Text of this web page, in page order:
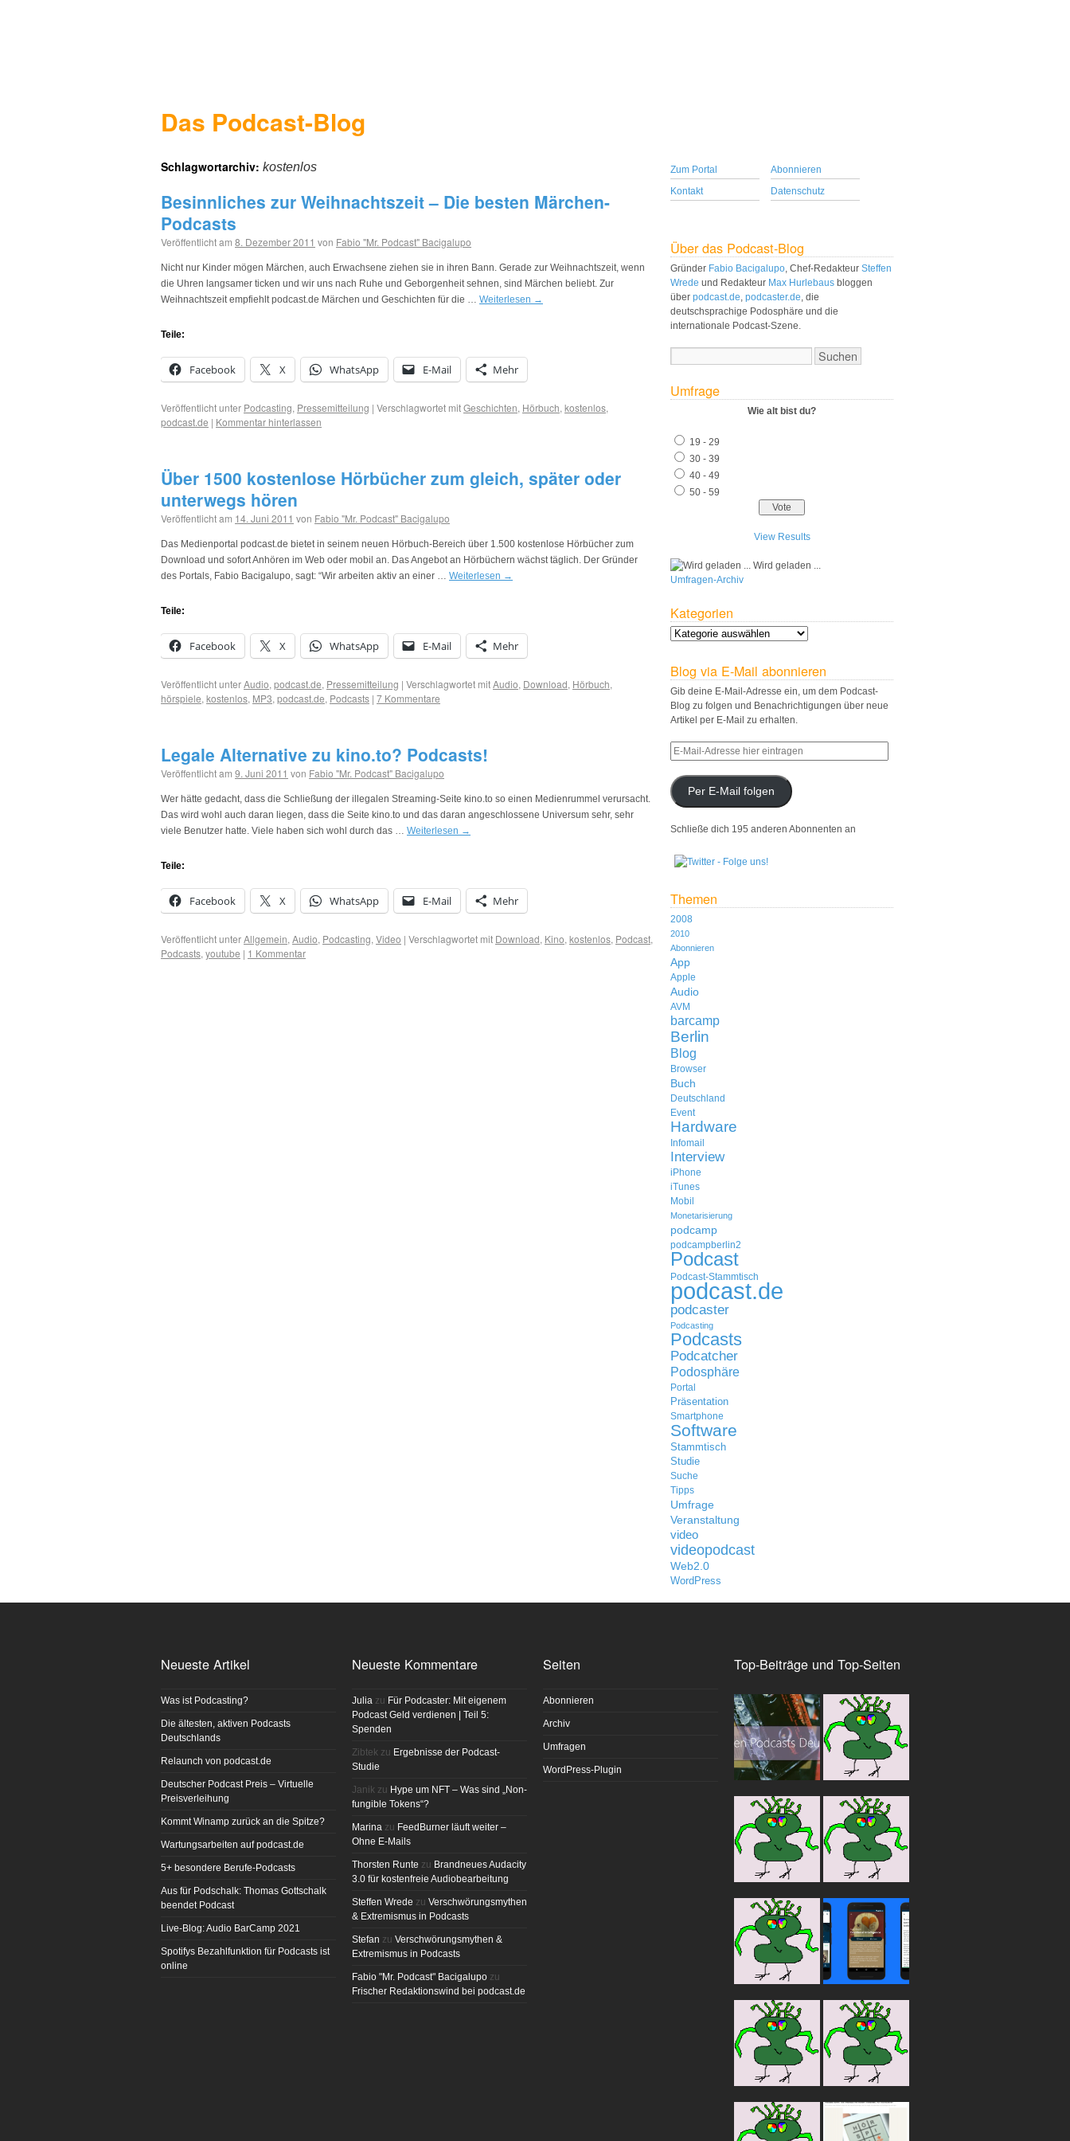
Das Podcast-Blog
Schlagwortarchiv: kostenlos
Besinnliches zur Weihnachtszeit – Die besten Märchen-
Podcasts
Veröffentlicht am 8. Dezember 2011 von Fabio "Mr. Podcast" Bacigalupo
Nicht nur Kinder mögen Märchen, auch Erwachsene ziehen sie in ihren Bann. Gerade zur Weihnachtszeit, wenn
die Uhren langsamer ticken und wir uns nach Ruhe und Geborgenheit sehnen, sind Märchen beliebt. Zur
Weihnachtszeit empfiehlt podcast.de Märchen und Geschichten für die … Weiterlesen →
Teile:
Facebook X WhatsApp E-Mail Mehr
Veröffentlicht unter Podcasting, Pressemitteilung | Verschlagwortet mitGeschichten, Hörbuch, kostenlos,
podcast.de | Kommentar hinterlassen
Über 1500 kostenlose Hörbücher zum gleich, später oder
unterwegs hören
Veröffentlicht am 14. Juni 2011 von Fabio "Mr. Podcast" Bacigalupo
Das Medienportal podcast.de bietet in seinem neuen Hörbuch-Bereich über 1.500 kostenlose Hörbücher zum
Download und sofort Anhören im Web oder mobil an. Das Angebot an Hörbüchern wächst täglich. Der Gründer
des Portals, Fabio Bacigalupo, sagt: “Wir arbeiten aktiv an einer … Weiterlesen →
Teile:
Facebook X WhatsApp E-Mail Mehr
Veröffentlicht unterAudio, podcast.de, Pressemitteilung | Verschlagwortet mitAudio, Download, Hörbuch,
hörspiele, kostenlos, MP3, podcast.de, Podcasts | 7 Kommentare
Legale Alternative zu kino.to? Podcasts!
Veröffentlicht am 9. Juni 2011 von Fabio "Mr. Podcast" Bacigalupo
Wer hätte gedacht, dass die Schließung der illegalen Streaming-Seite kino.to so einen Medienrummel verursacht.
Das wird wohl auch daran liegen, dass die Seite kino.to und das daran angeschlossene Universum sehr, sehr
viele Benutzer hatte. Viele haben sich wohl durch das … Weiterlesen →
Teile:
Facebook X WhatsApp E-Mail Mehr
Veröffentlicht unterAllgemein, Audio, Podcasting, Video | Verschlagwortet mit Download, Kino, kostenlos, Podcast,
Podcasts, youtube | 1 Kommentar
Zum Portal
Abonnieren
Kontakt
Datenschutz
Über das Podcast-Blog
Gründer Fabio Bacigalupo, Chef-Redakteur Steffen
Wrede und Redakteur Max Hurlebaus bloggen
über podcast.de, podcaster.de, die
deutschsprachige Podosphäre und die
internationale Podcast-Szene.
Umfrage
Wie alt bist du?
19 - 29
30 - 39
40 - 49
50 - 59
View Results
Wird geladen ...
Umfragen-Archiv
Kategorien
Blog via E-Mail abonnieren
Gib deine E-Mail-Adresse ein, um dem Podcast-
Blog zu folgen und Benachrichtigungen über neue
Artikel per E-Mail zu erhalten.
Per E-Mail folgen
Schließe dich 195 anderen Abonnenten an
Themen
2008
2010
Abonnieren
App
Apple
Audio
AVM
barcamp
Berlin
Blog
Browser
Buch
Deutschland
Event
Hardware
Infomail
Interview
iPhone
iTunes
Mobil
Monetarisierung
podcamp
podcampberlin2
Podcast
Podcast-Stammtisch
podcast.de
podcaster
Podcasting
Podcasts
Podcatcher
Podosphäre
Portal
Präsentation
Smartphone
Software
Stammtisch
Studie
Suche
Tipps
Umfrage
Veranstaltung
video
videopodcast
Web2.0
WordPress
Neueste Artikel
Was ist Podcasting?
Die ältesten, aktiven Podcasts
Deutschlands
Relaunch von podcast.de
Deutscher Podcast Preis – Virtuelle
Preisverleihung
Kommt Winamp zurück an die Spitze?
Wartungsarbeiten auf podcast.de
5+ besondere Berufe-Podcasts
Aus für Podschalk: Thomas Gottschalk
beendet Podcast
Live-Blog: Audio BarCamp 2021
Spotifys Bezahlfunktion für Podcasts ist
online
Neueste Kommentare
Julia zu Für Podcaster: Mit eigenem
Podcast Geld verdienen | Teil 5:
Spenden
Zibtek zu Ergebnisse der Podcast-
Studie
Janik zu Hype um NFT – Was sind „Non-
fungible Tokens“?
Marina zu FeedBurner läuft weiter –
Ohne E-Mails
Thorsten Runte zu Brandneues Audacity
3.0 für kostenfreie Audiobearbeitung
Steffen Wrede zu Verschwörungsmythen
& Extremismus in Podcasts
Stefan zu Verschwörungsmythen &
Extremismus in Podcasts
Fabio "Mr. Podcast" Bacigalupo zu
Frischer Redaktionswind bei podcast.de
Seiten
Abonnieren
Archiv
Umfragen
WordPress-Plugin
Top-Beiträge und Top-Seiten